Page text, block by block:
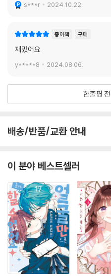
s***r 2024.10.22.
종이책 구매
재밌어요
y*****8 2024.08.06.
한줄평
배송/반품/교환 안내
이 분야 베스트셀러